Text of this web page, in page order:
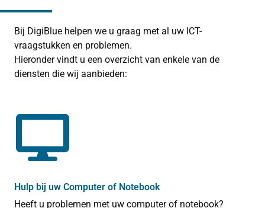
Bij DigiBlue helpen we u graag met al uw ICT-
vraagstukken en problemen.
Hieronder vindt u een overzicht van enkele van de
diensten die wij aanbieden:
Hulp bij uw Computer of Notebook
Heeft u problemen met uw computer of notebook?